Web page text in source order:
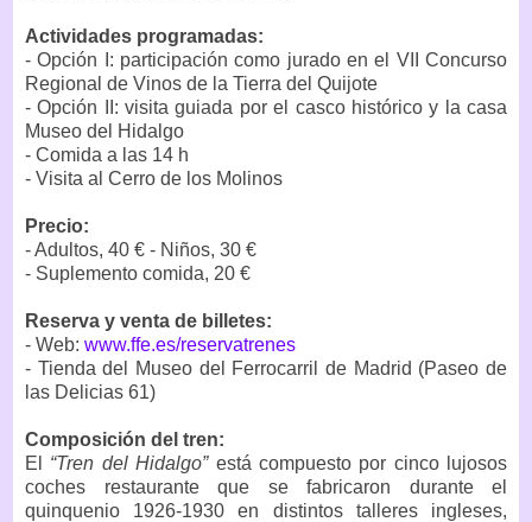
Actividades programadas:
- Opción I: participación como jurado en el VII Concurso
Regional de Vinos de la Tierra del Quijote
- Opción II: visita guiada por el casco histórico y la casa
Museo del Hidalgo
- Comida a las 14 h
- Visita al Cerro de los Molinos
Precio:
- Adultos, 40 € - Niños, 30 €
- Suplemento comida, 20 €
Reserva y venta de billetes:
- Web: www.ffe.es/reservatrenes
- Tienda del Museo del Ferrocarril de Madrid (Paseo de
las Delicias 61)
Composición del tren:
El “Tren del Hidalgo”está compuesto por cinco lujosos
coches restaurante que se fabricaron durante el
quinquenio 1926-1930 en distintos talleres ingleses,